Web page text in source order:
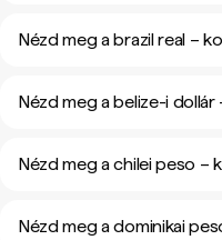
Nézd meg a brazil real –
Nézd meg a belize-i
Nézd meg a chilei peso –
Nézd meg a dominikai